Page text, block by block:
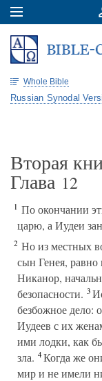
Whole Bible
Russian Synodal
Вторая
Глава 12
1 По окончании
царю, а Иудеи
2 Но из местных
сын Генея,
Никанор,
безопасности. 3
безбожное дело:
Иудеев с их
ими лодки, как
зла. 4Когда же
мир и не имели